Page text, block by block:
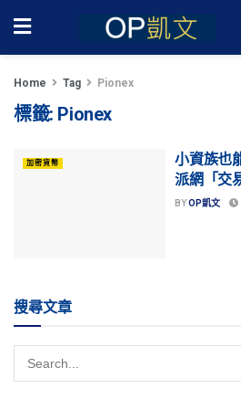
Home Tag Pionex
標籤: Pionex
加密貨幣
小資族也
派網「交
BYOP凱文
搜尋文章